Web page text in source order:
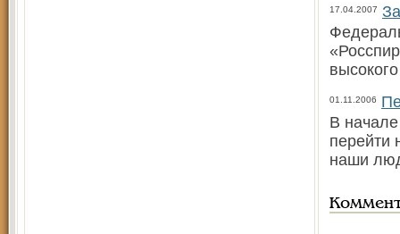
17.04.2007
01.11.2006
В
перейти
наши